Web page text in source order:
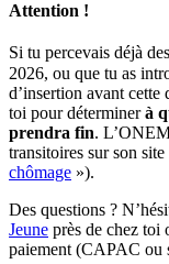
Attention !
Si tu percevais déjà
2026, ou que tu as
d’insertion avant cette
toi pour déterminerà
prendra fin.
transitoires sur son
chômage »).
Des questions ?
Jeune près de chez toi
paiement (CAPAC ou